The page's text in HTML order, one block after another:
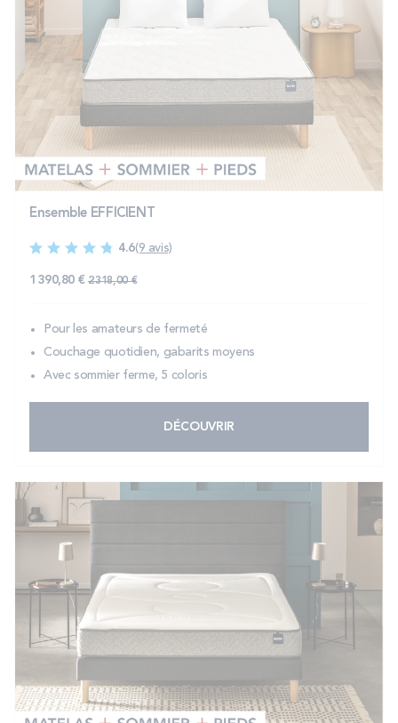
Ensemble EFFICIENT
4.6(9 avis)
1 390,80 € 2 318,00 €
Pour les amateurs de fermeté
Couchage quotidien, gabarits moyens
Avec sommier ferme, 5 coloris
DÉCOUVRIR